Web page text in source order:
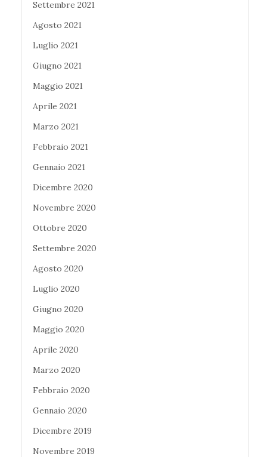
Settembre 2021
Agosto 2021
Luglio 2021
Giugno 2021
Maggio 2021
Aprile 2021
Marzo 2021
Febbraio 2021
Gennaio 2021
Dicembre 2020
Novembre 2020
Ottobre 2020
Settembre 2020
Agosto 2020
Luglio 2020
Giugno 2020
Maggio 2020
Aprile 2020
Marzo 2020
Febbraio 2020
Gennaio 2020
Dicembre 2019
Novembre 2019